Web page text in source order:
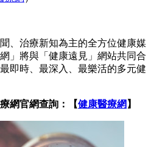
、治療新知為主的全方位健康媒
」將與「健康遠見」網站共同合
即時、最深入、最樂活的多元健
網官網查詢：【健康醫療網 】